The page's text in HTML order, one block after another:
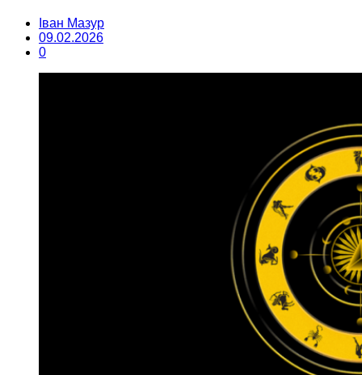
Іван Мазур
09.02.2026
0